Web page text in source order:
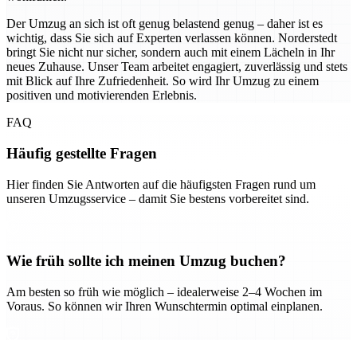
Der Umzug an sich ist oft genug belastend genug – daher ist es
wichtig, dass Sie sich auf Experten verlassen können. Norderstedt
bringt Sie nicht nur sicher, sondern auch mit einem Lächeln in Ihr
neues Zuhause. Unser Team arbeitet engagiert, zuverlässig und stets
mit Blick auf Ihre Zufriedenheit. So wird Ihr Umzug zu einem
positiven und motivierenden Erlebnis.
FAQ
Häufig gestellte Fragen
Hier finden Sie Antworten auf die häufigsten Fragen rund um
unseren Umzugsservice – damit Sie bestens vorbereitet sind.
Wie früh sollte ich meinen Umzug buchen?
Am besten so früh wie möglich – idealerweise 2–4 Wochen im
Voraus. So können wir Ihren Wunschtermin optimal einplanen.